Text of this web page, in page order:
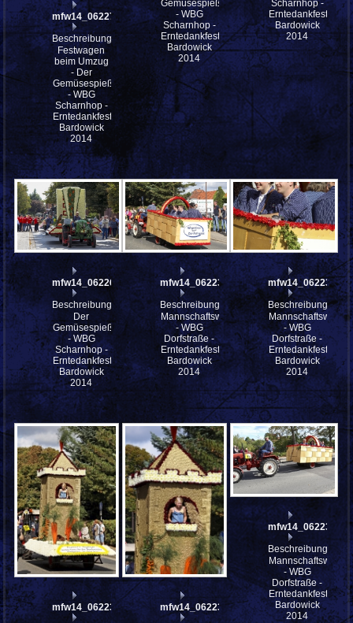
mfw14_062271
Beschreibung:
Festwagen
beim Umzug
- Der
Gemüsespieß
- WBG
Scharnhop -
Erntedankfestes
Bardowick
2014
Gemüsespieß
- WBG
Scharnhop -
Erntedankfestes
Bardowick
2014
Scharnhop -
Erntedankfestes
Bardowick
2014
mfw14_062265
Beschreibung:
Der
Gemüsespieß
- WBG
Scharnhop -
Erntedankfestes
Bardowick
2014
mfw14_062239
Beschreibung:
Mannschaftswagen
- WBG
Dorfstraße -
Erntedankfestes
Bardowick
2014
mfw14_062238
Beschreibung:
Mannschaftswagen
- WBG
Dorfstraße -
Erntedankfestes
Bardowick
2014
mfw14_062237
mfw14_062236
mfw14_062235
Beschreibung:
Mannschaftswagen
- WBG
Dorfstraße -
Erntedankfestes
Bardowick
2014